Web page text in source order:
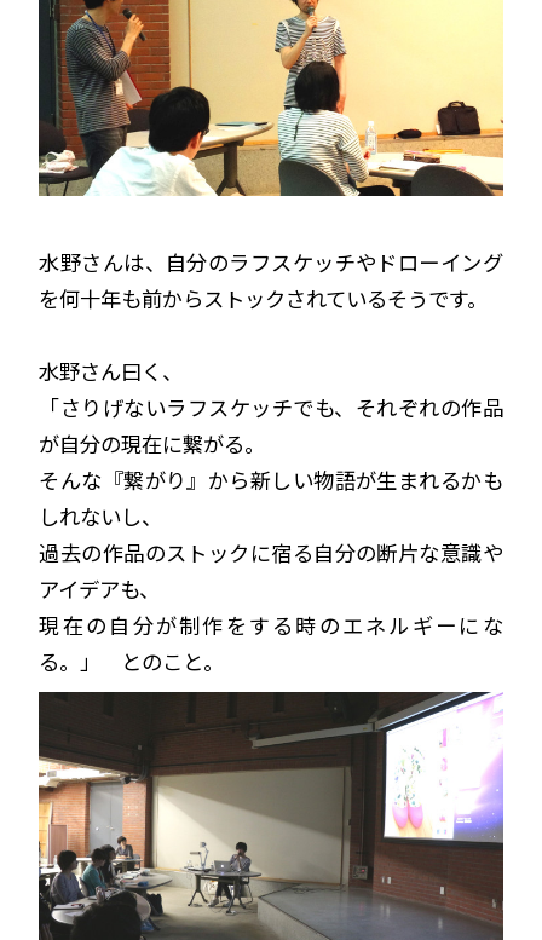
水野さんは、自分のラフスケッチやドローイング
を何十年も前からストックされているそうです。
水野さん曰く、
「さりげないラフスケッチでも、それぞれの作品
が自分の現在に繋がる。
そんな『繋がり』から新しい物語が生まれるかも
しれないし、
過去の作品のストックに宿る自分の断片な意識や
アイデアも、
現在の自分が制作をする時のエネルギーにな
る。」 とのこと。